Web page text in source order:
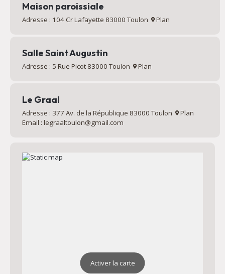
Maison paroissiale
Adresse : 104 Cr Lafayette 83000 Toulon Plan
Salle Saint Augustin
Adresse : 5 Rue Picot 83000 Toulon Plan
Le Graal
Adresse : 377 Av. de la République 83000 Toulon
Plan
Email : legraaltoulon@gmail.com
Activer la carte